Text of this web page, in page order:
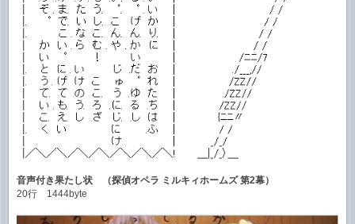
音声付き果たし状 （探偵オペラ ミルキィホームズ 第2幕）
20行 1444byte